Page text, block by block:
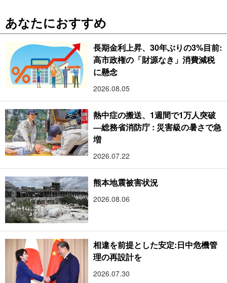
あなたにおすすめ
長期金利上昇、30年ぶりの3%目前:
高市政権の「財源なき」消費減税
に懸念
2026.08.05
熱中症の搬送、1週間で1万人突破
―総務省消防庁 : 災害級の暑さで急
増
2026.07.22
熊本地震被害状況
2026.08.06
相違を前提とした安定:日中危機管
理の再設計を
2026.07.30